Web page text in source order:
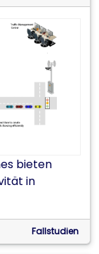
im
zu
bieten
in
Fallstudien